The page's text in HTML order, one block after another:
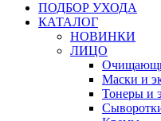
ПОДБОР УХОДА
КАТАЛОГ
НОВИНКИ
ЛИЦО
Маски и
Тонеры и